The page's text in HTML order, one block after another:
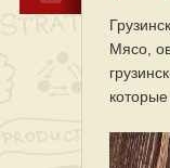
Мясо,